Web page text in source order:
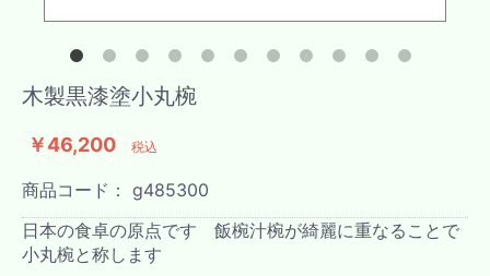
木製黒漆塗小丸椀
￥46,200 税込
商品コード： g485300
日本の食卓の原点です 飯椀汁椀が綺麗に重なることで
小丸椀と称します